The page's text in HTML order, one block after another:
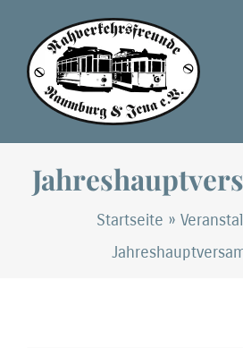
Inhalt
springen
Startseite »